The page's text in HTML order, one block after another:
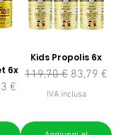
6x
scontato
€
Kids Propolis 6x
Prezzo regolare
119,70 € Prezzo
83,79 €
IVA inclusa